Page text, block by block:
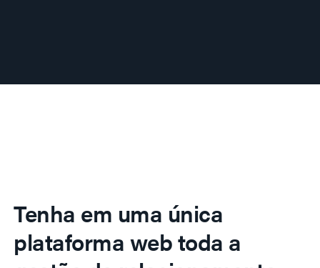
Tenha em uma única
plataforma web toda a